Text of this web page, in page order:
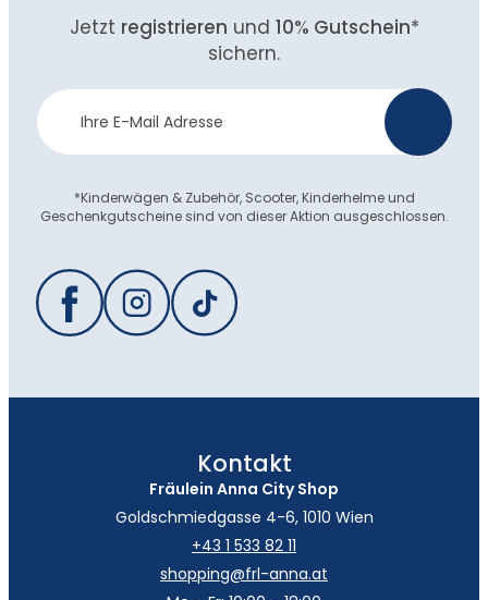
Jetzt registrieren und 10% Gutschein*
sichern.
Newsletter
Anmeldung
*Kinderwägen & Zubehör, Scooter, Kinderhelme und
Geschenkgutscheine sind von dieser Aktion ausgeschlossen.
Kontakt
Fräulein Anna City Shop
Goldschmiedgasse 4-6, 1010 Wien
+43 1 533 82 11
shopping@frl-anna.at